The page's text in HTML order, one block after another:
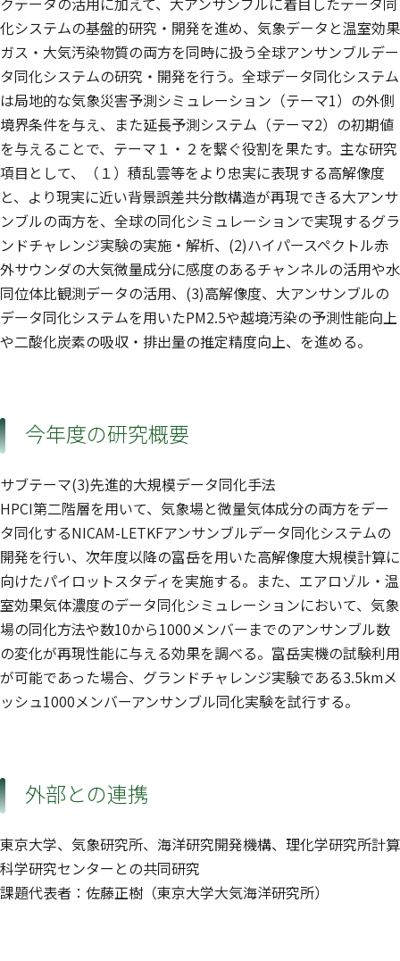
化システムの基盤的研究・開発を進め、気象データと温室効果
ガス・大気汚染物質の両方を同時に扱う全球アンサンブルデー
タ同化システムの研究・開発を行う。全球データ同化システム
は局地的な気象災害予測シミュレーション（テーマ1）の外側
境界条件を与え、また延長予測システム（テーマ2）の初期値
を与えることで、テーマ１・２を繋ぐ役割を果たす。主な研究
項目として、（１）積乱雲等をより忠実に表現する高解像度
と、より現実に近い背景誤差共分散構造が再現できる大アンサ
ンブルの両方を、全球の同化シミュレーションで実現するグラ
ンドチャレンジ実験の実施・解析、(2)ハイパースペクトル赤
外サウンダの大気微量成分に感度のあるチャンネルの活用や水
同位体比観測データの活用、(3)高解像度、大アンサンブルの
データ同化システムを用いたPM2.5や越境汚染の予測性能向上
や二酸化炭素の吸収・排出量の推定精度向上、を進める。
今年度の研究概要
サブテーマ(3)先進的大規模データ同化手法
HPCI第二階層を用いて、気象場と微量気体成分の両方をデー
タ同化するNICAM-LETKFアンサンブルデータ同化システムの
開発を行い、次年度以降の富岳を用いた高解像度大規模計算に
向けたパイロットスタディを実施する。また、エアロゾル・温
室効果気体濃度のデータ同化シミュレーションにおいて、気象
場の同化方法や数10から1000メンバーまでのアンサンブル数
の変化が再現性能に与える効果を調べる。富岳実機の試験利用
が可能であった場合、グランドチャレンジ実験である3.5kmメ
ッシュ1000メンバーアンサンブル同化実験を試行する。
外部との連携
東京大学、気象研究所、海洋研究開発機構、理化学研究所計算
科学研究センターとの共同研究
課題代表者：佐藤正樹（東京大学大気海洋研究所）